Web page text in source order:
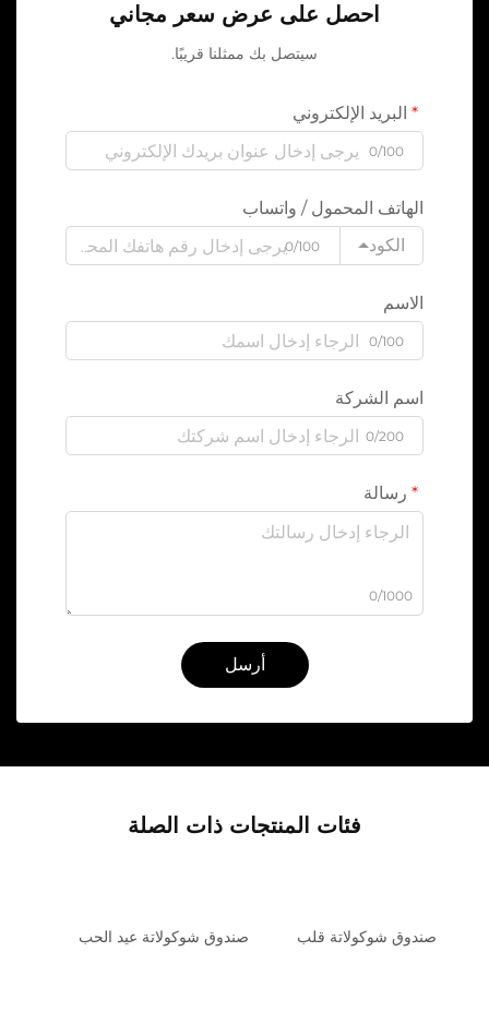
احصل على عرض سعر مجاني
سيتصل بك ممثلنا قريبًا.
البريد الإلكتروني
0/100
الهاتف المحمول / واتساب
الكود
0/100
الاسم
0/100
اسم الشركة
0/200
رسالة
0/1000
أرسل
فئات المنتجات ذات الصلة
صندوق شوكولاتة قلب صندوق شوكولاتة عيد الحب